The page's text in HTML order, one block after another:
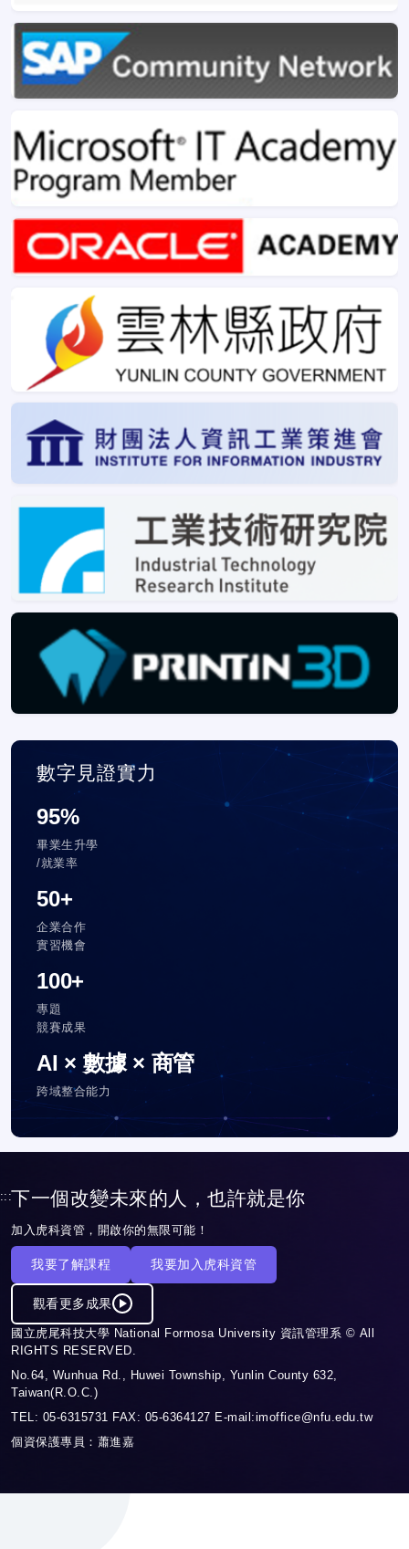
數字見證實力
95%
畢業生升學
/就業率
50+
企業合作
實習機會
100+
專題
競賽成果
AI × 數據 × 商管
跨域整合能力
:::下一個改變未來的人，也許就是你
加入虎科資管，開啟你的無限可能！
我要了解課程 我要加入虎科資管
觀看更多成果
國立虎尾科技大學 National Formosa University 資訊管理系 © All
RIGHTS RESERVED.
No.64, Wunhua Rd., Huwei Township, Yunlin County 632,
Taiwan(R.O.C.)
TEL: 05-6315731 FAX: 05-6364127 E-mail:imoffice@nfu.edu.tw
個資保護專員：蕭進嘉